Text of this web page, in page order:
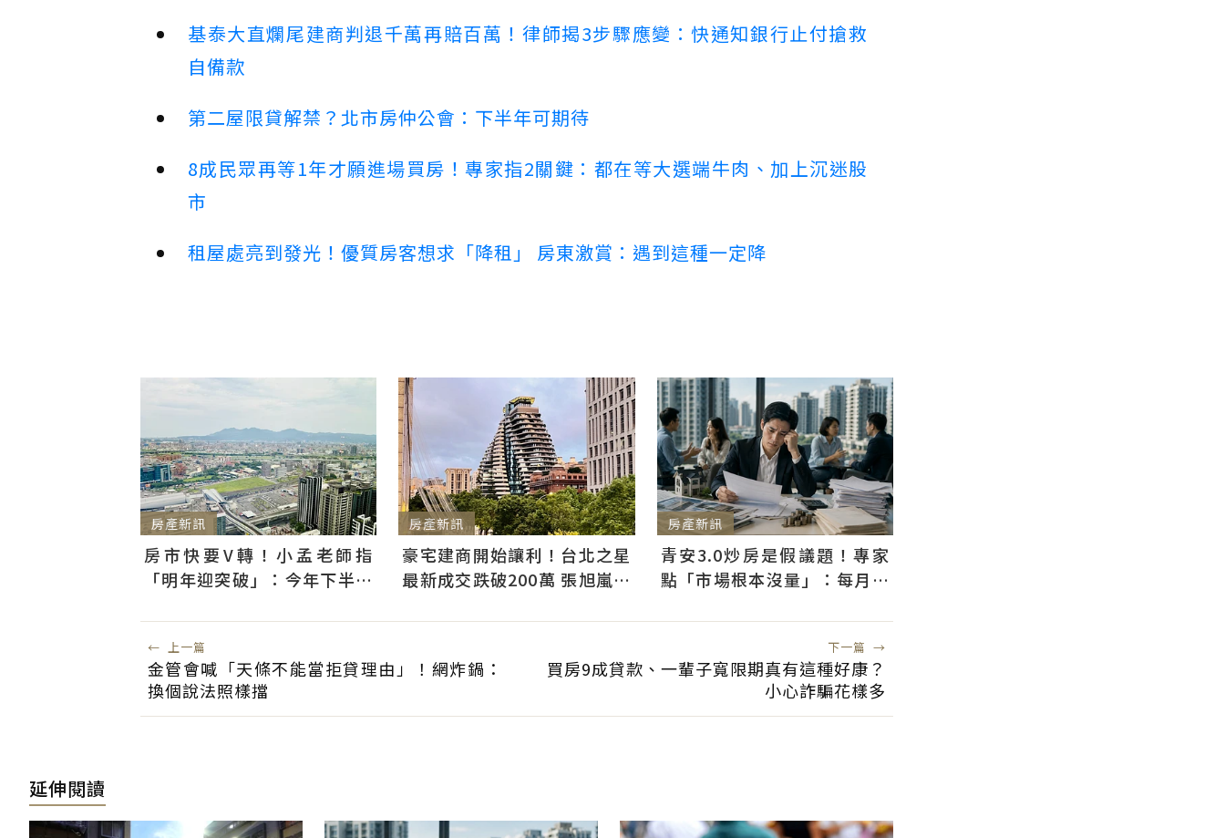
基泰大直爛尾建商判退千萬再賠百萬！律師揭3步驟應變：快通知銀行止付搶救
自備款
第二屋限貸解禁？北市房仲公會：下半年可期待
8成民眾再等1年才願進場買房！專家指2關鍵：都在等大選端牛肉、加上沉迷股
市
租屋處亮到發光！優質房客想求「降租」 房東激賞：遇到這種一定降
房產新訊
房市快要V轉！小孟老師指
「明年迎突破」：今年下半年
房產新訊
豪宅建商開始讓利！台北之星
最新成交跌破200萬 張旭嵐：
房產新訊
青安3.0炒房是假議題！專家
點「市場根本沒量」：每月多
← 上一篇
金管會喊「天條不能當拒貸理由」！網炸鍋：
換個說法照樣擋
下一篇 →
買房9成貸款、一輩子寬限期真有這種好康？
小心詐騙花樣多
延伸閱讀